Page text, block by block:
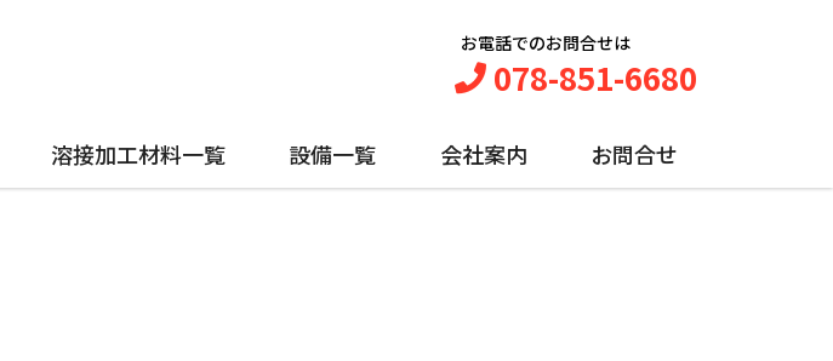
お電話でのお問合せは
078-851-6680
溶接加工材料一覧 設備一覧 会社案内 お問合せ